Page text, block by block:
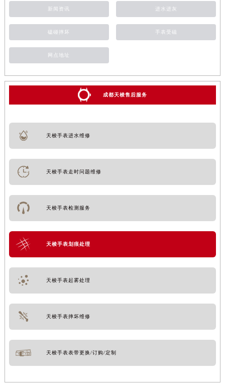
新闻资讯 进水进灰
磕碰摔坏 手表受磁
网点地址
成都天梭售后服务
天梭手表进水维修
天梭手表走时问题维修
天梭手表检测服务
天梭手表划痕处理
天梭手表起雾处理
天梭手表摔坏维修
天梭手表表带更换/订购/定制